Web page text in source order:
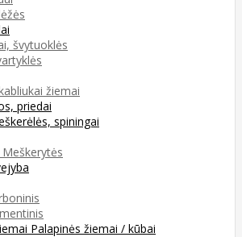
švytuoklės
žiemai
priedai
spiningai
Palapinės žiemai / kūbai